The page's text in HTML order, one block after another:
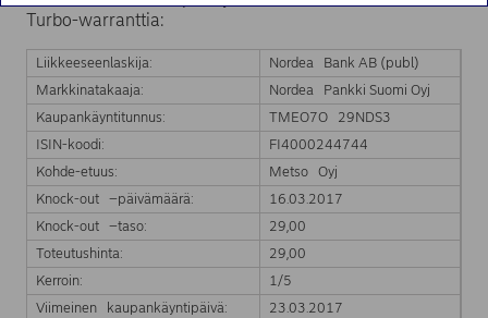
Turbo-warranttia:
Liikkeeseenlaskija:
Nordea Bank AB (publ)
Markkinatakaaja:
Nordea Pankki Suomi Oyj
Kaupankäyntitunnus:
TMEO7O 29NDS3
ISIN-koodi:
FI4000244744
Kohde-etuus:
Metso Oyj
Knock-out –päivämäärä:
16.03.2017
Knock-out –taso:
29,00
Toteutushinta:
29,00
Kerroin:
1/5
Viimeinen kaupankäyntipäivä:
23.03.2017